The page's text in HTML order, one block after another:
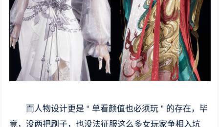
而人物设计更是 “ 单看颜值也必须玩 ” 的存在，毕
竟，没两把刷子，也没法征服这么多女玩家争相入坑